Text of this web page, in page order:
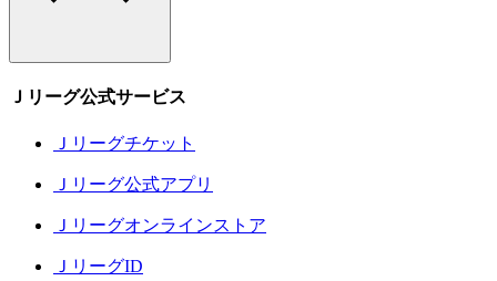
Ｊリーグ公式サービス
Ｊリーグチケット
Ｊリーグ公式アプリ
Ｊリーグオンラインストア
ＪリーグID